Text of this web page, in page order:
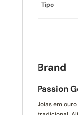
Tipo
Brand
Passion
Joias em